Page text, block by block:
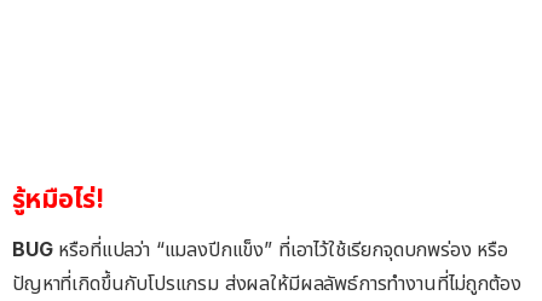
รู้หมือไร่!
BUGหรือที่แปลว่า “แมลงปีกแข็ง” ที่เอาไว้ใช้เรียกจุดบกพร่อง หรือ
ปัญหาที่เกิดขึ้นกับโปรแกรม ส่งผลให้มีผลลัพธ์การทำงานที่ไม่ถูกต้อง